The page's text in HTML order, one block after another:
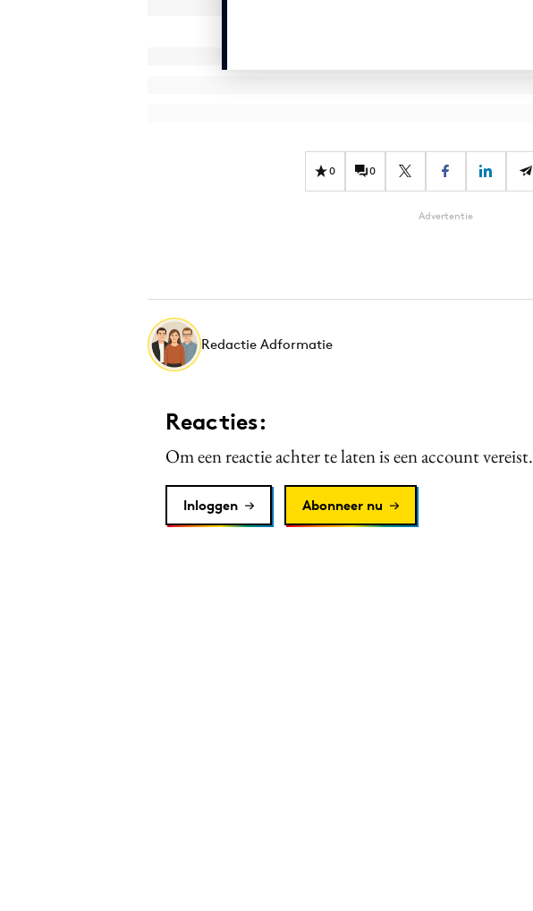
0 0
Advertentie
Redactie Adformatie
Reacties:
Om een reactie achter te laten is een account vereist.
Inloggen Abonneer nu